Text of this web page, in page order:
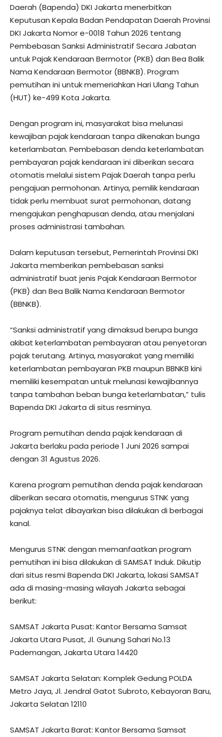
Daerah (Bapenda) DKI Jakarta menerbitkan
Keputusan Kepala Badan Pendapatan Daerah Provinsi
DKI Jakarta Nomor e-0018 Tahun 2026 tentang
Pembebasan Sanksi Administratif Secara Jabatan
untuk Pajak Kendaraan Bermotor (PKB) dan Bea Balik
Nama Kendaraan Bermotor (BBNKB). Program
pemutihan ini untuk memeriahkan Hari Ulang Tahun
(HUT) ke-499 Kota Jakarta.
Dengan program ini, masyarakat bisa melunasi
kewajiban pajak kendaraan tanpa dikenakan bunga
keterlambatan. Pembebasan denda keterlambatan
pembayaran pajak kendaraan ini diberikan secara
otomatis melalui sistem Pajak Daerah tanpa perlu
pengajuan permohonan. Artinya, pemilik kendaraan
tidak perlu membuat surat permohonan, datang
mengajukan penghapusan denda, atau menjalani
proses administrasi tambahan.
Dalam keputusan tersebut, Pemerintah Provinsi DKI
Jakarta memberikan pembebasan sanksi
administratif buat jenis Pajak Kendaraan Bermotor
(PKB) dan Bea Balik Nama Kendaraan Bermotor
(BBNKB).
“Sanksi administratif yang dimaksud berupa bunga
akibat keterlambatan pembayaran atau penyetoran
pajak terutang. Artinya, masyarakat yang memiliki
keterlambatan pembayaran PKB maupun BBNKB kini
memiliki kesempatan untuk melunasi kewajibannya
tanpa tambahan beban bunga keterlambatan,” tulis
Bapenda DKI Jakarta di situs resminya.
Program pemutihan denda pajak kendaraan di
Jakarta berlaku pada periode 1 Juni 2026 sampai
dengan 31 Agustus 2026.
Karena program pemutihan denda pajak kendaraan
diberikan secara otomatis, mengurus STNK yang
pajaknya telat dibayarkan bisa dilakukan di berbagai
kanal.
Mengurus STNK dengan memanfaatkan program
pemutihan ini bisa dilakukan di SAMSAT Induk. Dikutip
dari situs resmi Bapenda DKI Jakarta, lokasi SAMSAT
ada di masing-masing wilayah Jakarta sebagai
berikut:
SAMSAT Jakarta Pusat: Kantor Bersama Samsat
Jakarta Utara Pusat, Jl. Gunung Sahari No.13
Pademangan, Jakarta Utara 14420
SAMSAT Jakarta Selatan: Komplek Gedung POLDA
Metro Jaya, Jl. Jendral Gatot Subroto, Kebayoran Baru,
Jakarta Selatan 12110
SAMSAT Jakarta Barat: Kantor Bersama Samsat